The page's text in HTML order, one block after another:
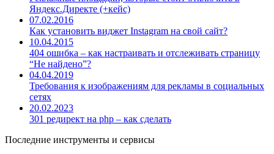
Яндекс.Директе (+кейс)
07.02.2016
Как установить виджет Instagram на свой сайт?
10.04.2015
404 ошибка – как настраивать и отслеживать страницу
“Не найдено”?
04.04.2019
Требования к изображениям для рекламы в социальных
сетях
20.02.2023
301 редирект на php – как сделать
Последние инструменты и сервисы